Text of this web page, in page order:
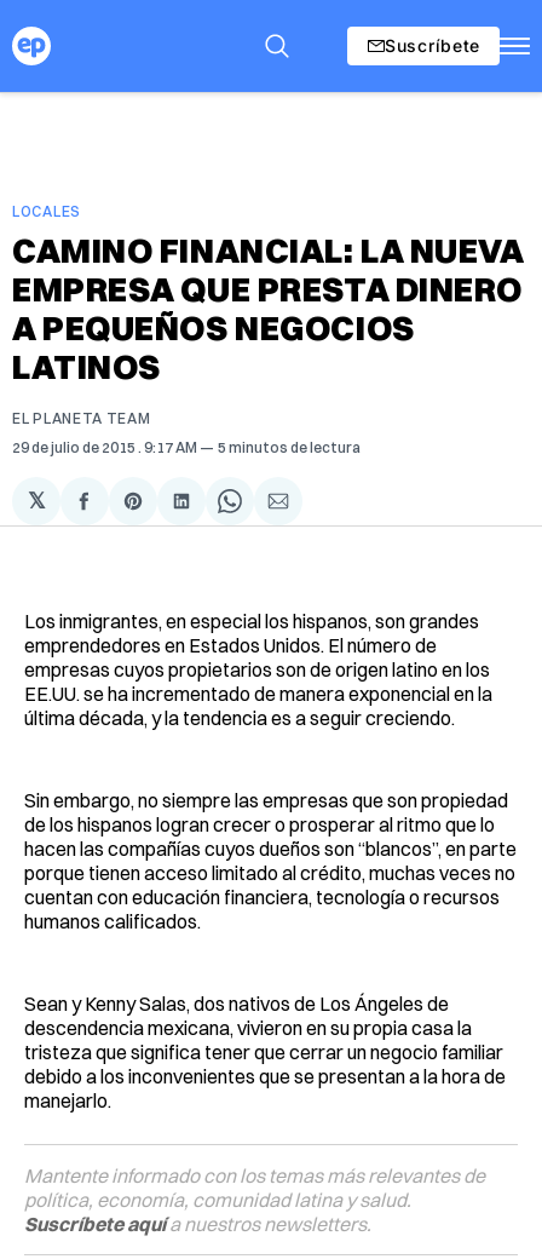
Suscríbete
LOCALES
CAMINO FINANCIAL: LA NUEVA
EMPRESA QUE PRESTA DINERO
A PEQUEÑOS NEGOCIOS
LATINOS
EL PLANETA TEAM
29 de julio de 2015 . 9:17 AM 5 minutos de lectura
𝕏
Compartir
en
Share
on
Compartir
en
Share
on
Compartir
via
Los inmigrantes, en especial los hispanos, son grandes
emprendedores en Estados Unidos. El número de
empresas cuyos propietarios son de origen latino en los
EE.UU. se ha incrementado de manera exponencial en la
última década, y la tendencia es a seguir creciendo.
Sin embargo, no siempre las empresas que son propiedad
de los hispanos logran crecer o prosperar al ritmo que lo
hacen las compañías cuyos dueños son “blancos”, en parte
porque tienen acceso limitado al crédito, muchas veces no
cuentan con educación financiera, tecnología o recursos
humanos calificados.
Sean y Kenny Salas, dos nativos de Los Ángeles de
descendencia mexicana, vivieron en su propia casa la
tristeza que significa tener que cerrar un negocio familiar
debido a los inconvenientes que se presentan a la hora de
manejarlo.
Mantente informado con los temas más relevantes de
política, economía, comunidad latina y salud.
Suscríbete aquía nuestros newsletters.